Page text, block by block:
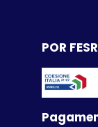
POR